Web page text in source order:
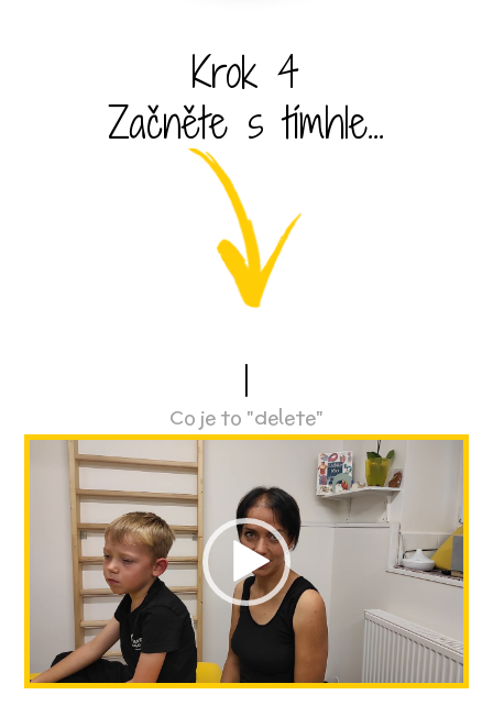
Krok 4
Začněte s tímhle...
1
Co je to "delete"
Video
přehrávač